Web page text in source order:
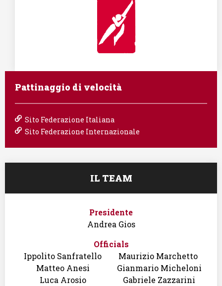
Pattinaggio di velocità
Sito Federazione Italiana
Sito Federazione Internazionale
IL TEAM
Presidente
Andrea Gios
Officials
Ippolito Sanfratello
Matteo Anesi
Luca Arosio
Maurizio Marchetto
Gianmario Micheloni
Gabriele Zazzarini